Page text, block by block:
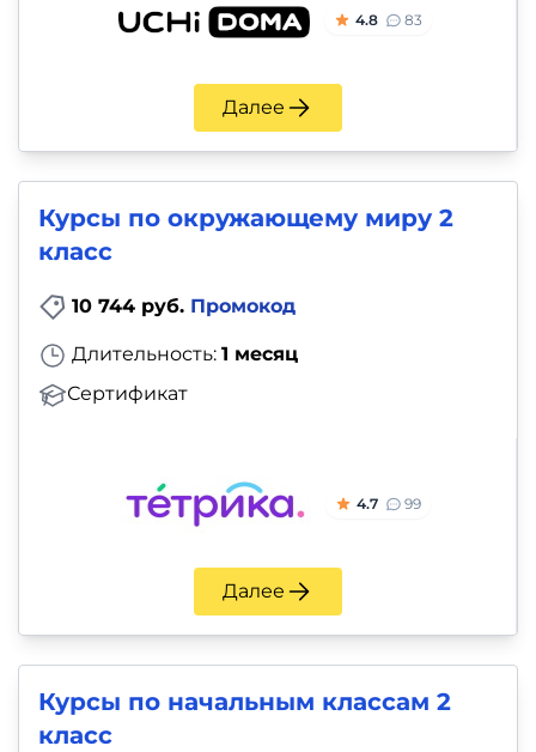
4.8 83
Далее
Курсы по окружающему миру 2
класс
10 744 руб. Промокод
Длительность: 1 месяц
Сертификат
4.7 99
Далее
Курсы по начальным классам 2
класс
Красота,
здоровье,
Психология
и
саморазвитие
Прочее
Репетиторы
профориентацию